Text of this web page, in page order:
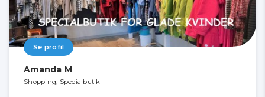
Se profil
Amanda M
Shopping, Specialbutik